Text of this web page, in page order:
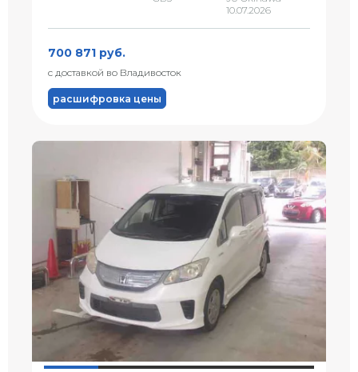
10.07.2026
700 871 руб.
с доставкой во Владивосток
расшифровка цены